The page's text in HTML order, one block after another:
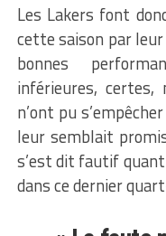
Les Lakers font
cette saison par
bonnes
inférieures, certes,
n’ont pu
leur semblait
s’est dit fautif
dans ce dernier